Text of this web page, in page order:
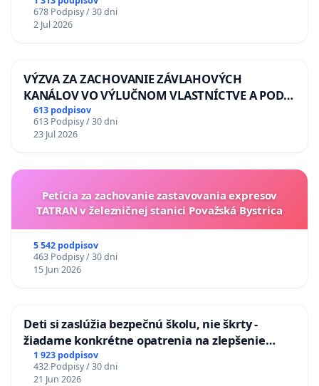
678 Podpisy / 30 dni
2 Jul 2026
VÝZVA ZA ZACHOVANIE ZÁVLAHOVÝCH
KANÁLOV VO VÝLUČNOM VLASTNÍCTVE A POD
KONTROLOU SLOVENSKEJ REPUBLIKY & žiadosť
na riešenie zanedbaného stavu závlahových a
odvodňovacích kanálov na Slovensku
613 podpisov
613 Podpisy / 30 dni
23 Jul 2026
Petícia za zachovanie zastavovania expresov
TATRAN v železničnej stanici Považská Bystrica
5 542 podpisov
463 Podpisy / 30 dni
15 Jun 2026
Deti si zaslúžia bezpečnú školu, nie škrty -
žiadame konkrétne opatrenia na zlepšenie
situácie v školstve
1 923 podpisov
432 Podpisy / 30 dni
21 Jun 2026